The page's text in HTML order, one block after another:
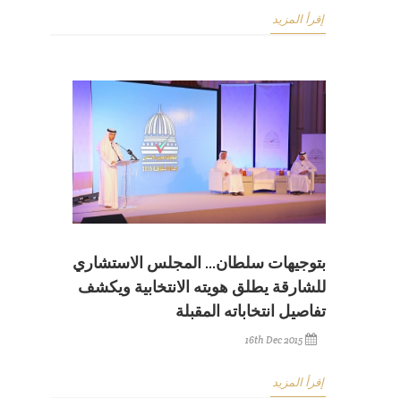
إقرأ المزيد
بتوجيهات سلطان... المجلس الاستشاري
للشارقة يطلق هويته الانتخابية ويكشف
تفاصيل انتخاباته المقبلة
16th Dec 2015
إقرأ المزيد